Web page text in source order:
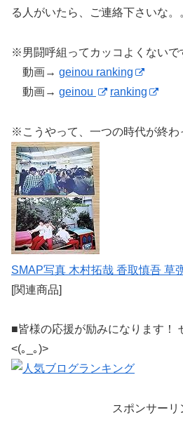
る人がいたら、ご連絡下さいな。
※男闘呼組ってカッコよくないで
動画→ geinou ranking
動画→ geinou ranking
※こうやって、一つの時代が終
SMAP写真 木村拓哉 香取慎吾 草
[関連商品]
■皆様の応援が励みになります！
<(｡_｡)>
スポンサーリ